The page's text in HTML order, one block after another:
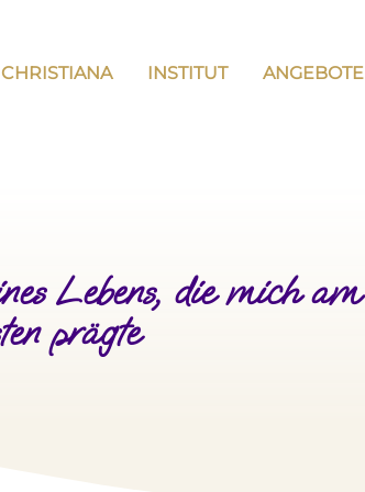
CHRISTIANA INSTITUT ANGEBOTE
Lebens, die mich am
prägte